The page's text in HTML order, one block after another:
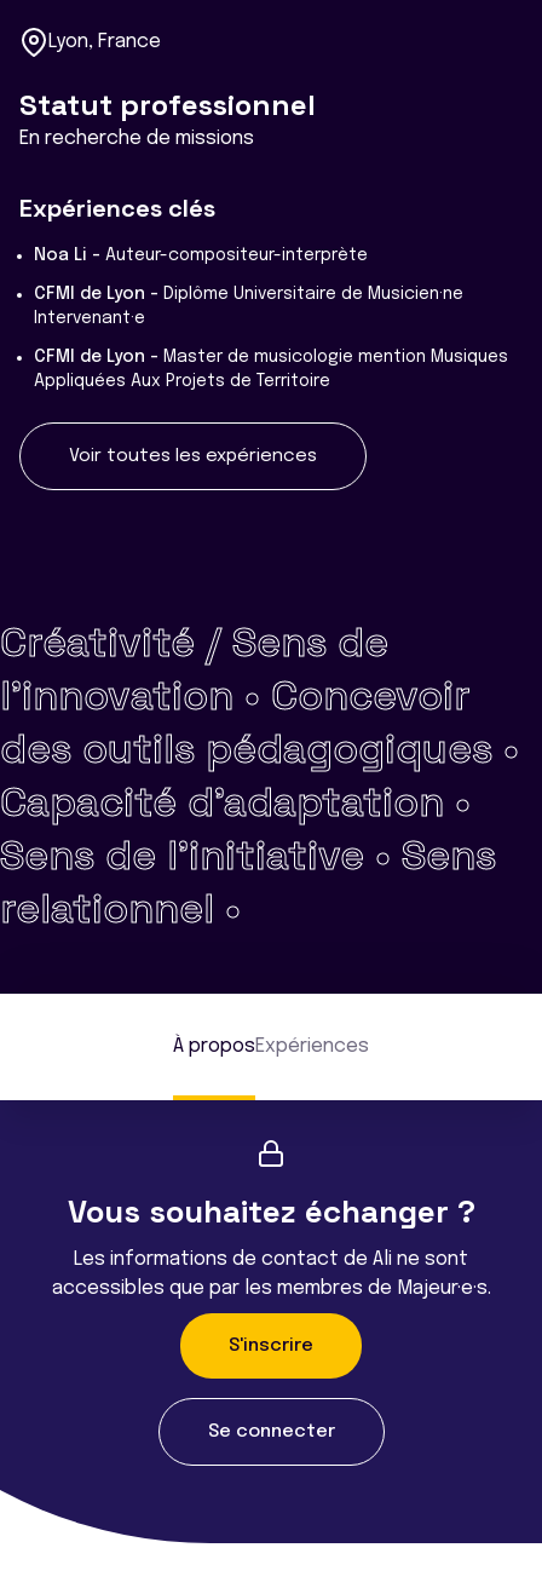
Lyon, France
Statut professionnel
En recherche de missions
Expériences clés
Noa Li - Auteur-compositeur-interprète
CFMI de Lyon - Diplôme Universitaire de Musicien·ne
Intervenant·e
CFMI de Lyon - Master de musicologie mention Musiques
Appliquées Aux Projets de Territoire
Voir toutes les expériences
Créativité / Sens de
l'innovation • Concevoir
des outils pédagogiques •
Capacité d'adaptation •
Sens de l'initiative • Sens
relationnel •
À proposExpériences
Vous souhaitez échanger ?
Les informations de contact de Ali ne sont
accessibles que par les membres de Majeur·e·s.
S'inscrire
Se connecter